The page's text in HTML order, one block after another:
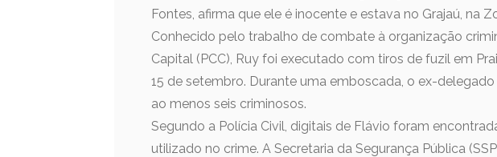
Fontes, afirma que ele é inocente e estava no Grajaú, na
Conhecido pelo trabalho de combate à organização
Capital (PCC), Ruy foi executado com tiros de fuzil em
15 de setembro. Durante uma emboscada, o ex-
ao menos seis criminosos.
Segundo a Polícia Civil, digitais de Flávio foram
utilizado no crime. A Secretaria da Segurança Pública